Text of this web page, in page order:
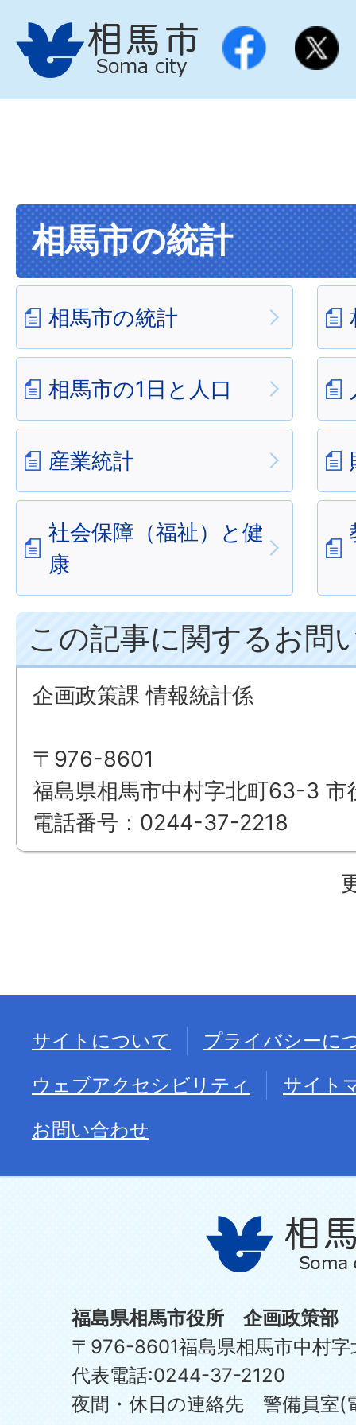
相馬市の統計
相馬市の統計
相馬市の1日と人口
産業統計
社会保障（福祉）と健
康
この記事に関するお問
企画政策課 情報統計係
〒976-8601
福島県相馬市中村字北町63-3 市
電話番号：0244-37-2218
サイトについて
プライバシーに
ウェブアクセシビリティ
サイト
お問い合わせ
福島県相馬市役所 企画政策部
〒976-8601福島県相馬市中村
代表電話:0244-37-2120
夜間・休日の連絡先 警備員室